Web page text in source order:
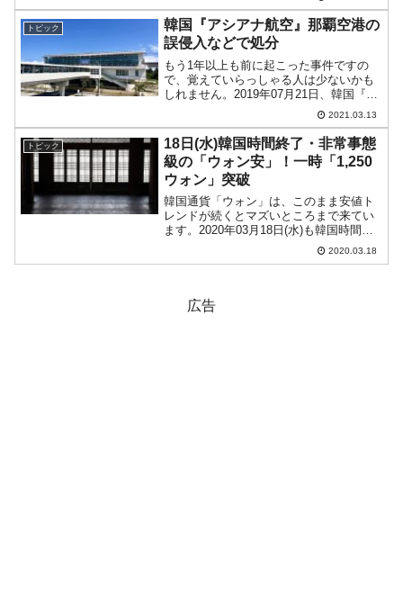
ネル「포항제철소 화재…2시간 만에 진화
"큰불 난 줄" / 연합뉴...
トピック
韓国『アシアナ航空』那覇空港の
誤侵入などで処分
もう1年以上も前に起こった事件ですの
で、覚えていらっしゃる人は少ないかも
しれません。2019年07月21日、韓国『ア
シアナ航空』の旅客機（ソウル行き171
便：エアバスA321）が日本・那覇空港で
管制官の指示を聞かず、滑走路に誤って
進入すると...
2021.03.13
トピック
18日(水)韓国時間終了・非常事態
級の「ウォン安」！一時「1,250
ウォン」突破
韓国通貨「ウォン」は、このまま安値ト
レンドが続くとマズいところまで来てい
ます。2020年03月18日(水)も韓国時間※
が終了し、16：07現在（日本時間）、ド
ルウォンチャートは以下のようになって
2020.03.18
広告